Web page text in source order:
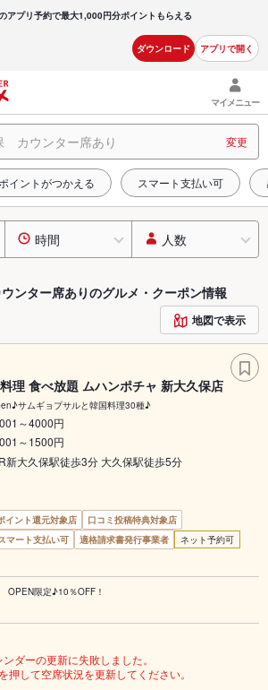
アプリ予約で最大1,000円分ポイントもらえる
ダウンロード アプリで開く
マイメニュー
カウンター席あり 変更
ポイントがつかえる スマート支払い可
時間 人数
ンター席ありのグルメ・クーポン情報
地図で表示
理 食べ放題 ムハンポチャ 新大久保店
サムギョプサルと韓国料理30種♪
～4000円
～1500円
新大久保駅徒歩3分 大久保駅徒歩5分
イント還元対象店
口コミ投稿特典対象店
マート支払い可 適格請求書発行事業者
ネット予約可
OPEN限定♪10％OFF！
ンダーの更新に失敗しました。
押して空席状況を更新してください。